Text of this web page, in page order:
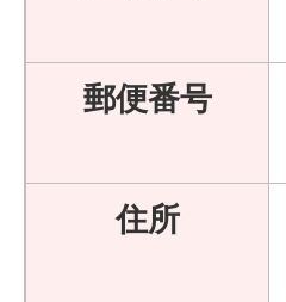
郵便番号
住所